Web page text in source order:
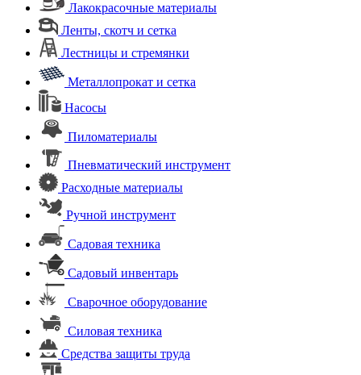
Лакокрасочные материалы
Ленты, скотч и сетка
Лестницы и стремянки
Металлопрокат и сетка
Насосы
Пиломатериалы
Пневматический инструмент
Расходные материалы
Ручной инструмент
Садовая техника
Садовый инвентарь
Сварочное оборудование
Силовая техника
Средства защиты труда